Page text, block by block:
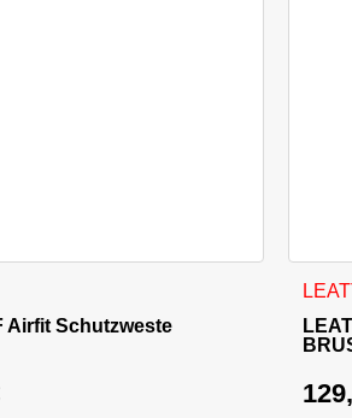
auf der Produktseite gewählt
Airfit Schutzweste
weist mehrere Varianten auf. Die